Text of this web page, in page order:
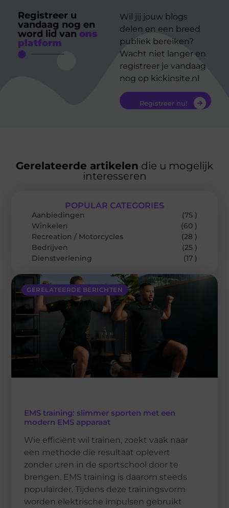
Registreer u
vandaag nog en
word lid van ons
platform
Wil jij jouw blogs
delen en een breed
publiek bereiken?
Wacht niet langer en
registreer je vandaag
nog op kickinsite.nl
Registreer nu!
Gerelateerde artikelen die u mogelijk
interesseren
GERELATEERDE BERICHTEN
EMS training: slimmer sporten met een
modern EMS apparaat
Wie efficiënt wil trainen, zoekt vaak naar
een methode die resultaat oplevert
zonder uren in de sportschool door te
brengen. EMS training is daarom steeds
populairder. Tijdens deze trainingsvorm
worden elektrische impulsen gebruikt
POPULAR CATEGORIES
Aanbiedingen
(75 )
Winkelen
(60 )
Recreation / Motorcycles
(28 )
Bedrijven
(25 )
Dienstverlening
(17 )